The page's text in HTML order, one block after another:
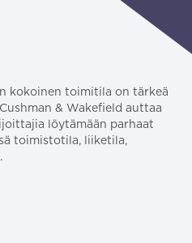
kokoinen toimitila on tärkeä
& Wakefield auttaa
löytämään parhaat
toimistotila, liiketila,